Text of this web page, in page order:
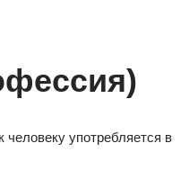
употребляется в